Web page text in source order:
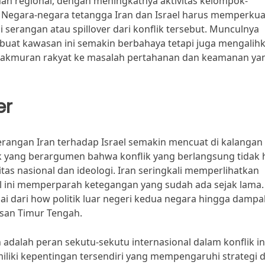
negara tetangga Iran dan Israel harus
atau spillover dari konflik tersebut. Munculnya
kawasan ini semakin berbahaya tetapi juga
rakyat ke masalah pertahanan dan keamanan
Iran terhadap Israel semakin mencuat di kalangan
berargumen bahwa konflik yang berlangsung tidak
nasional dan ideologi. Iran seringkali memperlihatkan
memperparah ketegangan yang sudah ada sejak lama.
dari how politik luar negeri kedua negara hingga
Timur Tengah.
peran sekutu-sekutu internasional dalam konflik
kepentingan tersendiri yang mempengaruhi strategi